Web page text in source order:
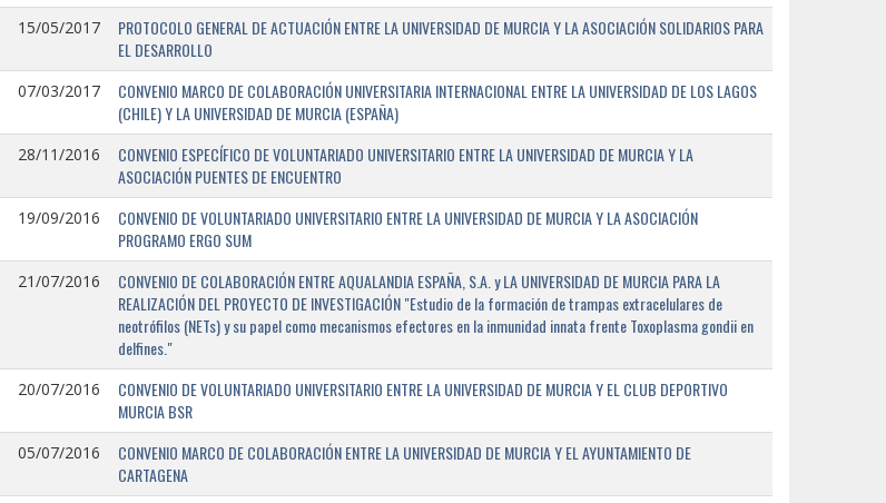
15/05/2017
PROTOCOLO GENERAL DE ACTUACIÓN ENTRE LA UNIVERSIDAD DE MURCIA Y LA ASOCIACIÓN SOLIDARIOS PARA
EL DESARROLLO
07/03/2017
CONVENIO MARCO DE COLABORACIÓN UNIVERSITARIA INTERNACIONAL ENTRE LA UNIVERSIDAD DE LOS LAGOS
(CHILE) Y LA UNIVERSIDAD DE MURCIA (ESPAÑA)
28/11/2016
CONVENIO ESPECÍFICO DE VOLUNTARIADO UNIVERSITARIO ENTRE LA UNIVERSIDAD DE MURCIA Y LA
ASOCIACIÓN PUENTES DE ENCUENTRO
19/09/2016
CONVENIO DE VOLUNTARIADO UNIVERSITARIO ENTRE LA UNIVERSIDAD DE MURCIA Y LA ASOCIACIÓN
PROGRAMO ERGO SUM
21/07/2016
CONVENIO DE COLABORACIÓN ENTRE AQUALANDIA ESPAÑA, S.A. y LA UNIVERSIDAD DE MURCIA PARA LA
REALIZACIÓN DEL PROYECTO DE INVESTIGACIÓN "Estudio de la formación de trampas extracelulares de
neotrófilos (NETs) y su papel como mecanismos efectores en la inmunidad innata frente Toxoplasma gondii en
delfines."
20/07/2016
CONVENIO DE VOLUNTARIADO UNIVERSITARIO ENTRE LA UNIVERSIDAD DE MURCIA Y EL CLUB DEPORTIVO
MURCIA BSR
05/07/2016
CONVENIO MARCO DE COLABORACIÓN ENTRE LA UNIVERSIDAD DE MURCIA Y EL AYUNTAMIENTO DE
CARTAGENA